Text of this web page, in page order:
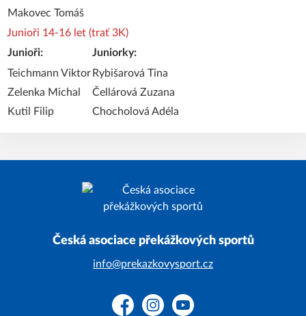
Makovec Tomáš
Junioři 14-16 let (trať 3K)
Junioři:
Juniorky:
Teichmann Viktor
Zelenka Michal
Kutil Filip
Rybišarová Tina
Čellárová Zuzana
Chocholová Adéla
Česká asociace překážkových sportů
info@prekazkovysport.cz
FacebookInstagramYouTube